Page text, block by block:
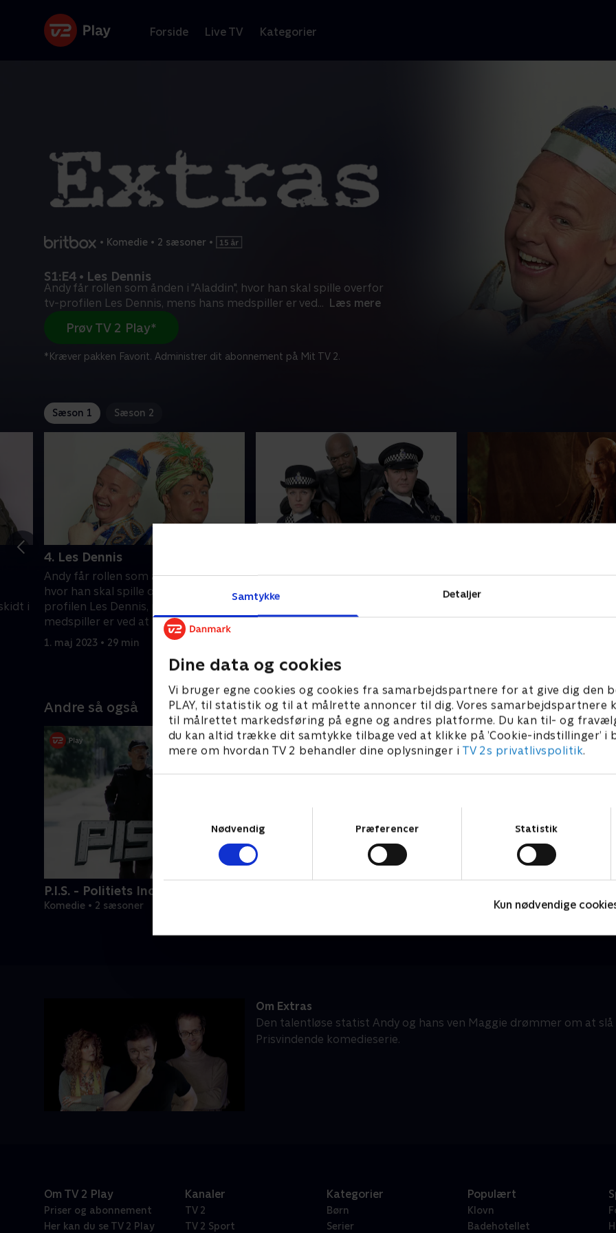
Samtykke Detaljer
Dine data og cookies
Vi bruger egne cookies og cookies fra samarbejdspartnere for at give dig den
PLAY, til statistik og til at målrette annoncer til dig. Vores samarbejdspartnere
til målrettet markedsføring på egne og andres platforme. Du kan til- og
du kan altid trække dit samtykke tilbage ved at klikke på ’Cookie-indstillinger’ i
mere om hvordan TV 2 behandler dine oplysninger i TV 2s privatlivspolitik.
Nødvendig
Præferencer Statistik
Kun nødvendige
Forside Live TV Kategorier
• Komedie • 2 sæsoner •
S1:E4 • Les Dennis
Andy får rollen som ånden i "Aladdin", hvor han skal spille overfor
tv-profilen Les Dennis, mens hans medspiller er ved... Læs mere
Prøv TV 2 Play*
*Kræver pakken Favorit. Administrer dit abonnement på Mit TV 2.
Sæson 1 Sæson 2
i
4. Les Dennis
Andy får rollen som ånden i "Aladdin",
hvor han skal spille overfor tv-
profilen Les Dennis, mens hans
medspiller er ved at få et
nervesammenbrud.
1. maj 2023 • 29 min
Andy og Maggie er med under
indspilningen af en politithriller med
fascineres af en af skuespillerne.
finder noget job til ham og
Andre så også
P.I.S. - Politiets IndsatsStyrke
Komedie • 2 sæsoner
Om Extras
Den talentløse statist Andy og hans ven Maggie drømmer om at
Prisvindende komedieserie.
Om TV 2 Play
Priser og abonnement
Her kan du se TV 2 Play
Kanaler
TV 2
TV 2 Sport
Kategorier
Børn
Serier
Populært
Klovn
Badehotellet